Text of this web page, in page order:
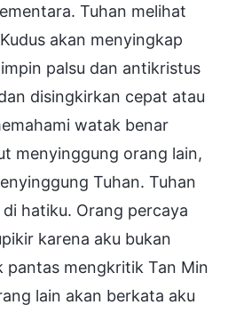
Tuhan melihat
akan menyingkap
palsu dan antikristus
disingkirkan cepat atau
watak benar
menyinggung orang lain,
Tuhan. Tuhan
hatiku. Orang percaya
karena aku bukan
pantas mengkritik Tan Min
lain akan berkata aku